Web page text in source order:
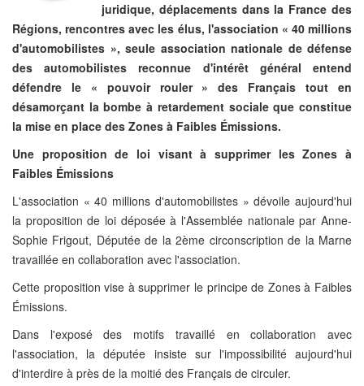
juridique, déplacements dans la France des
Régions, rencontres avec les élus, l'association « 40 millions
d'automobilistes », seule association nationale de défense
des automobilistes reconnue d'intérêt général entend
défendre le « pouvoir rouler » des Français tout en
désamorçant la bombe à retardement sociale que constitue
la mise en place des Zones à Faibles Émissions.
Une proposition de loi visant à supprimer les Zones à
Faibles Émissions
L'association « 40 millions d'automobilistes » dévoile aujourd'hui
la proposition de loi déposée à l'Assemblée nationale par Anne-
Sophie Frigout, Députée de la 2ème circonscription de la Marne
travaillée en collaboration avec l'association.
Cette proposition vise à supprimer le principe de Zones à Faibles
Émissions.
Dans l'exposé des motifs travaillé en collaboration avec
l'association, la députée insiste sur l'impossibilité aujourd'hui
d'interdire à près de la moitié des Français de circuler.